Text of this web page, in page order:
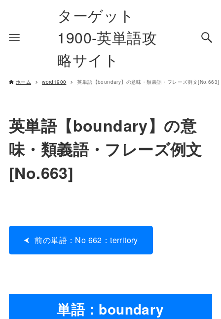
ターゲット
1900-英単語攻
略サイト
ホーム word1900 英単語【boundary】の意味・類義語・フレーズ例文[No.663]
英単語【boundary】の意
味・類義語・フレーズ例文
[No.663]
前の単語：No 662：territory
単語：boundary